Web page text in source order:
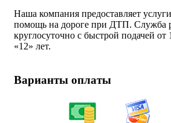
Наша компания предоставляет
помощь на дороге при ДТП. Служба
круглосуточно с быстрой подачей
«12» лет.
Варианты оплаты